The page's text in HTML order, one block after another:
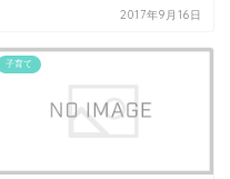
2017年9月16日
子育て